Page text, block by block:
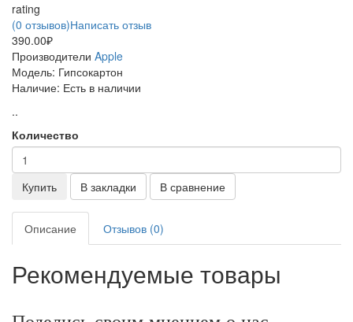
rating
(0 отзывов)Написать отзыв
390.00₽
Производители Apple
Модель: Гипсокартон
Наличие: Есть в наличии
..
Количество
Купить В закладки В сравнение
Описание Отзывов (0)
Рекомендуемые товары